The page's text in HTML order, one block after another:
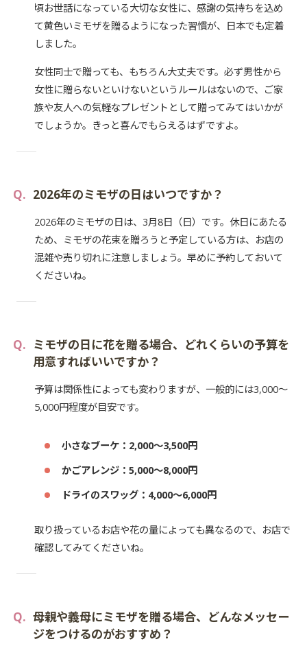
頃お世話になっている大切な女性に、感謝の気持ちを込め
て黄色いミモザを贈るようになった習慣が、日本でも定着
しました。
女性同士で贈っても、もちろん大丈夫です。必ず男性から
女性に贈らないといけないというルールはないので、ご家
族や友人への気軽なプレゼントとして贈ってみてはいかが
でしょうか。きっと喜んでもらえるはずですよ。
2026年のミモザの日はいつですか？
2026年のミモザの日は、3月8日（日）です。休日にあたる
ため、ミモザの花束を贈ろうと予定している方は、お店の
混雑や売り切れに注意しましょう。早めに予約しておいて
くださいね。
ミモザの日に花を贈る場合、どれくらいの予算を
用意すればいいですか？
予算は関係性によっても変わりますが、一般的には3,000～
5,000円程度が目安です。
小さなブーケ：2,000～3,500円
かごアレンジ：5,000～8,000円
ドライのスワッグ：4,000～6,000円
取り扱っているお店や花の量によっても異なるので、お店で
確認してみてくださいね。
母親や義母にミモザを贈る場合、どんなメッセー
ジをつけるのがおすすめ？